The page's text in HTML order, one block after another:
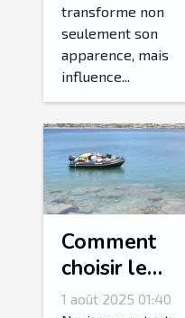
transforme non
seulement son
apparence, mais
influence...
Comment
choisir le
bon radeau
1 août 2025 01:40